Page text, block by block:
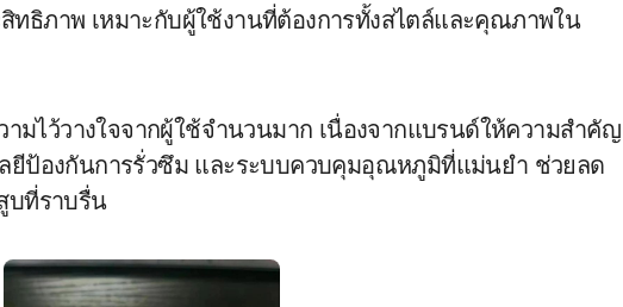
ธิภาพ เหมาะกับผู้ใช้งานที่ต้องการทั้งสไตล์และคุณภาพใน
ามไว้วางใจจากผู้ใช้จำนวนมาก เนื่องจากแบรนด์ให้ความสำคัญ
ยีป้องกันการรั่วซึม และระบบควบคุมอุณหภูมิที่แม่นยำ ช่วยลด
บที่ราบรื่น